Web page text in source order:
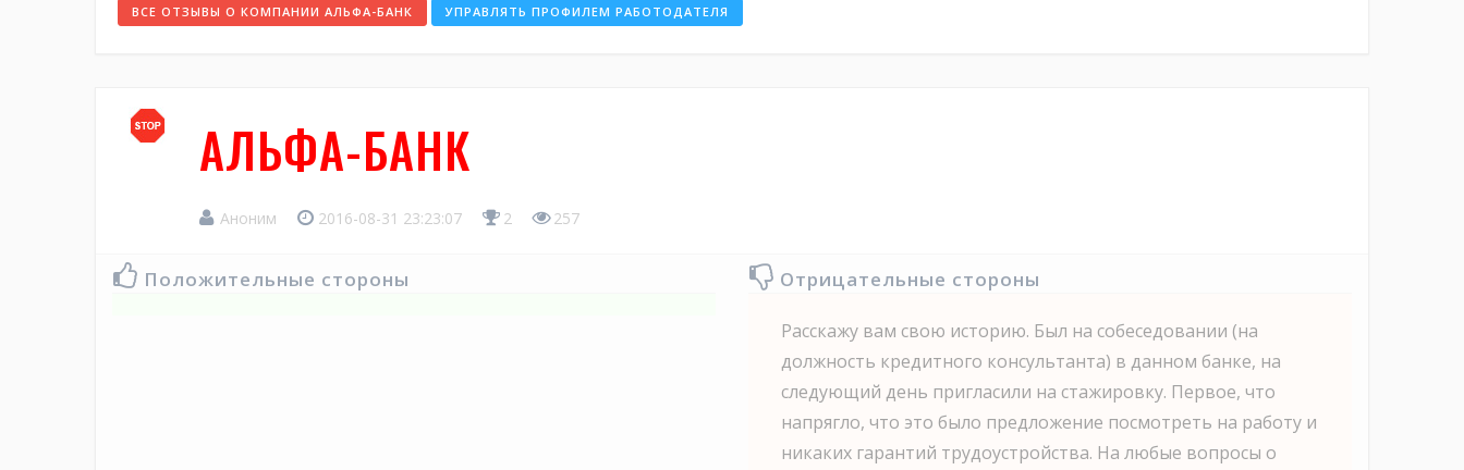
ВСЕ ОТЗЫВЫ О КОМПАНИИ АЛЬФА-БАНК УПРАВЛЯТЬ ПРОФИЛЕМ РАБОТОДАТЕЛЯ
АЛЬФА-БАНК
Аноним 2016-08-31 23:23:07 2 257
Положительные стороны Отрицательные стороны
Расскажу вам свою историю. Был на собеседовании (на
должность кредитного консультанта) в данном банке, на
следующий день пригласили на стажировку. Первое, что
напрягло, что это было предложение посмотреть на работу и
никаких гарантий трудоустройства. На любые вопросы о